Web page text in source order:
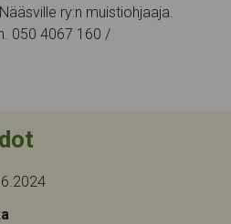
ry:n muistiohjaaja.
050 4067 160 /